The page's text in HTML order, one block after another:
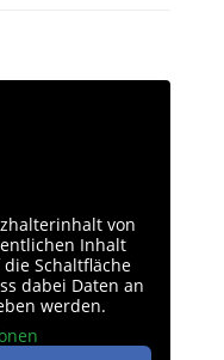
von
Inhalt
Schaltfläche
dabei Daten an
werden.